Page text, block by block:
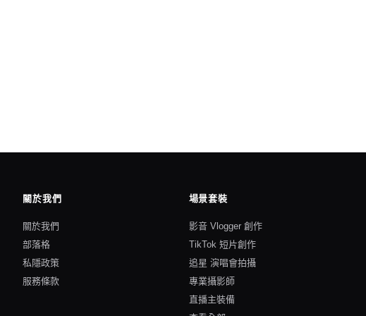
關於我們
關於我們
部落格
私隱政策
服務條款
場景套裝
影音 Vlogger 創作
TikTok 短片創作
追星 演唱會拍攝
專業攝影師
直播主裝備